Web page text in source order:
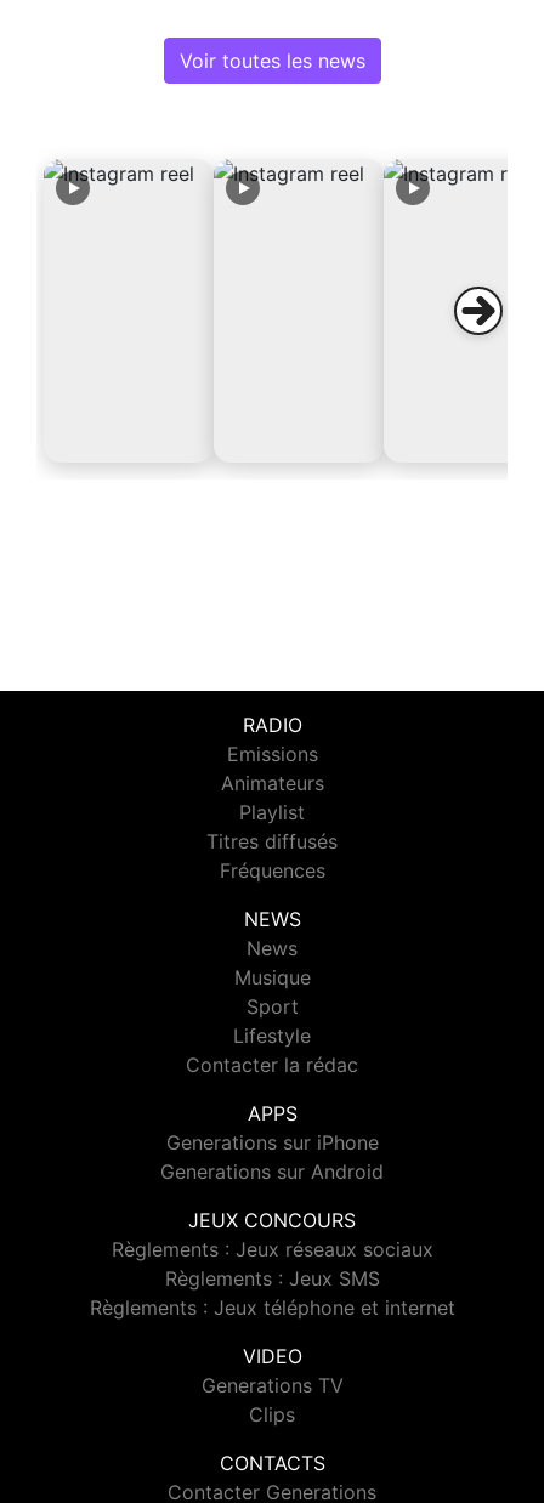
Voir toutes les news
RADIO
Emissions
Animateurs
Playlist
Titres diffusés
Fréquences
NEWS
News
Musique
Sport
Lifestyle
Contacter la rédac
APPS
Generations sur iPhone
Generations sur Android
JEUX CONCOURS
Règlements : Jeux réseaux sociaux
Règlements : Jeux SMS
Règlements : Jeux téléphone et internet
VIDEO
Generations TV
Clips
CONTACTS
Contacter Generations